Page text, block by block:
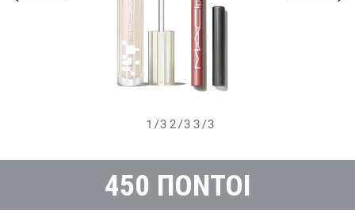
1/3 2/3 3/3
450 ΠΟΝΤΟΙ